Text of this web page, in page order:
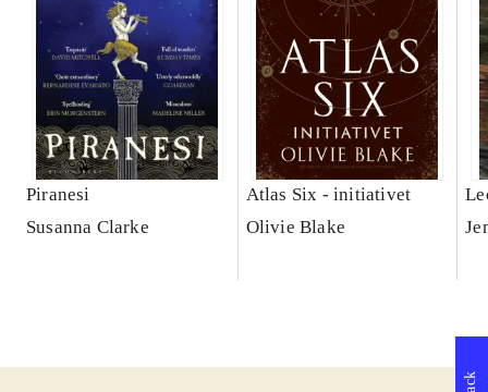
Piranesi
Susanna Clarke
Atlas Six - initiativet
Olivie Blake